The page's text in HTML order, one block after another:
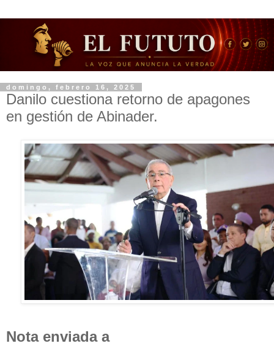
domingo, febrero 16, 2025
Danilo cuestiona retorno de apagones
en gestión de Abinader.
Nota enviada a